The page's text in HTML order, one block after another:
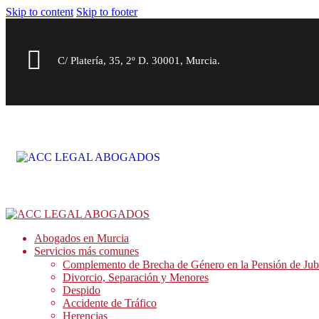
Skip to content Skip to footer
C/ Platería, 35, 2º D. 30001, Murcia.
Abogados en Murcia
Servicios más comunes
Complemento de Brecha de Género en la Pensión de
Divorcio, Separación y Menores
Despido
Accidente de Tráfico
Herencias